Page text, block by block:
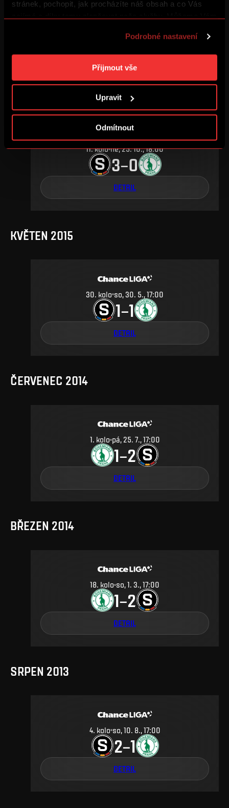
stránek, pochopit, jak procházíte náš obsah a co Vás
reklamu na základě Vašich preferencí. Jednotlivé
cookies a účely zpracování si můžete nastavit v
„Podrobném nastavení“. Nastavení cookies si můžete
kdykoliv změnit. Jak takovou úpravu provést a další
Podrobné nastavení
Přijmout vše
Upravit
Odmítnout
25.kolo ne, 17. 4., 17:00
2–2
DETAIL
ŘÍJEN 2015
11.kolo ne, 25. 10., 18:00
3–0
DETAIL
KVĚTEN 2015
30. kolo so, 30. 5., 17:00
1–1
DETAIL
ČERVENEC 2014
1. kolo pá, 25. 7., 17:00
1–2
DETAIL
BŘEZEN 2014
18. kolo so, 1. 3., 17:00
1–2
DETAIL
SRPEN 2013
4. kolo so, 10. 8., 17:00
2–1
DETAIL